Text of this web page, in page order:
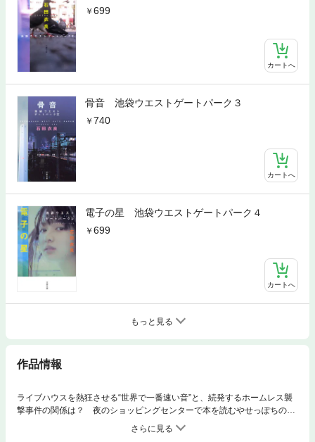
699
カートへ
骨音 池袋ウエストゲートパーク３
740
カートへ
電子の星 池袋ウエストゲートパーク４
699
カートへ
もっと見る
作品情報
ライブハウスを熱狂させる“世界で一番速い音”と、続発するホームレス襲
撃事件の関係は？ 夜のショッピングセンターで本を読むやせっぽちの小
学生と、その母・グラマー連れ出し嬢の運命は？ 池袋に誕生した地域通
貨「ぽんど」を偽造する奴らの狙いは？ 緑の最凶ドラッグ「スネークバ